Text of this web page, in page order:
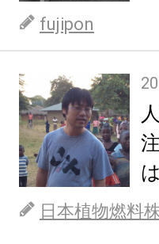
fujipon
日本植物燃料